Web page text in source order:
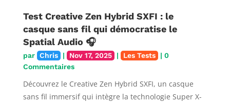
Test Creative Zen Hybrid SXFI : le
casque sans fil qui démocratise le
Spatial Audio 🎧
par Chris | Nov 17, 2025 | Les Tests | 0
Commentaires
Découvrez le Creative Zen Hybrid SXFI, un casque
sans fil immersif qui intègre la technologie Super X-